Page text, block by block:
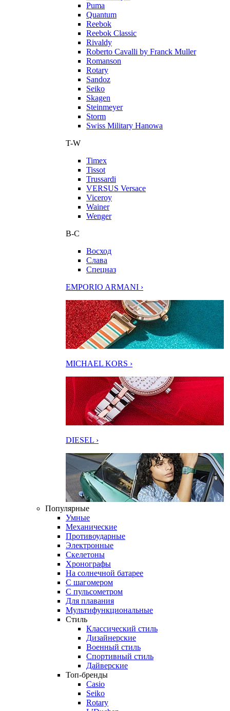
Puma
Quantum
Reebok
Reebok Classic
Rivaldy
Roberto Cavalli by Franck Muller
Romanson
Rotary
Sandoz
Seiko
Skagen
Steinmeyer
Storm
Swiss Military Hanowa
T-W
Timex
Tissot
Trussardi
VERSUS Versace
Viceroy
Wainer
Wenger
В-С
Восход
Слава
Спецназ
EMPORIO ARMANI ›
MICHAEL KORS ›
DIESEL ›
Популярные
Умные
Механические
Противоударные
Электронные
Скелетоны
Хронографы
На солнечной батарее
С шагомером
С пульсометром
Для плавания
Мультифункциональные
Стиль
Классический стиль
Дизайнерские
Военный стиль
Спортивный стиль
Дайверские
Топ-бренды
Casio
Seiko
Rotary